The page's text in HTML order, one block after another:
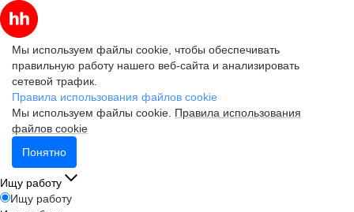
Мы используем файлы cookie, чтобы обеспечивать
правильную работу нашего веб-сайта и анализировать
сетевой трафик.
Правила использования файлов cookie
Мы используем файлы cookie. Правила использования
файлов cookie
Понятно
Ищу работу
Ищу работу